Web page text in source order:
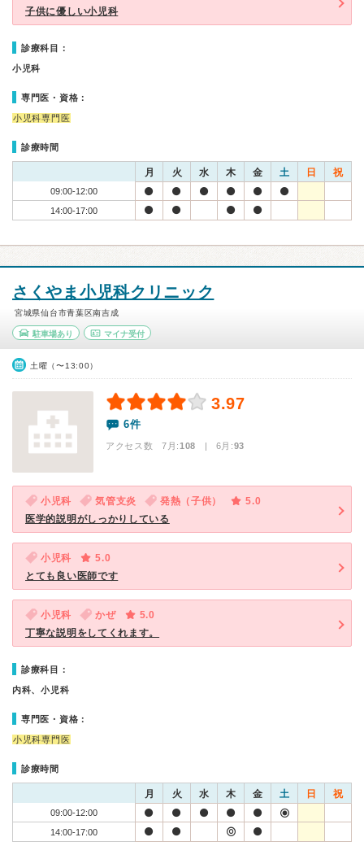
子供に優しい小児科
診療科目：
小児科
専門医・資格：
小児科専門医
診療時間
月 火 水 木 金 土 日 祝
09:00-12:00
14:00-17:00
さくやま小児科クリニック
宮城県仙台市青葉区南吉成
駐車場あり マイナ受付
土曜（〜13:00）
3.97
6件
アクセス数 7月:108 | 6月:93
小児科 気管支炎 発熱（子供）
5.0
医学的説明がしっかりしている
小児科
5.0
とても良い医師です
小児科 かぜ
5.0
丁寧な説明をしてくれます。
診療科目：
内科、小児科
専門医・資格：
小児科専門医
診療時間
月 火 水 木 金 土 日 祝
09:00-12:00
14:00-17:00